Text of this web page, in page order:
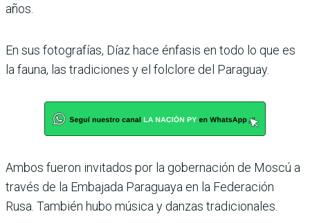
años.
En sus fotografías, Díaz hace énfasis en todo lo que es
la fauna, las tradiciones y el folclore del Paraguay.
Ambos fueron invitados por la gobernación de Moscú a
través de la Embajada Paraguaya en la Federación
Rusa. También hubo música y danzas tradicionales.